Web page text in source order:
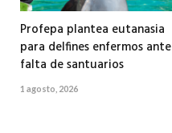
Profepa plantea eutanasia
para delfines enfermos ante
falta de santuarios
1 agosto, 2026